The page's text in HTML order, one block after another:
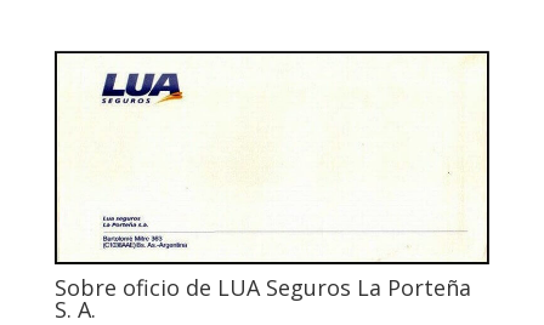
Sobre oficio de LUA Seguros La Porteña
S. A.